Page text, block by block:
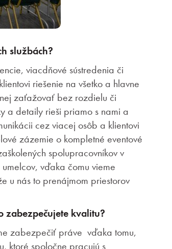
službách?
viacdňové sústredenia či
riešenie na všetko a hlavne
zaťažovať bez rozdielu či
a detaily rieši priamo s nami a
cez viacej osôb a klientovi
zázemie o kompletné eventové
spolupracovníkov v
vďaka čomu vieme
u nás to prenájmom priestorov
kvalitu?
zabezpečiť práve vďaka tomu,
ktoré spoločne pracujú s